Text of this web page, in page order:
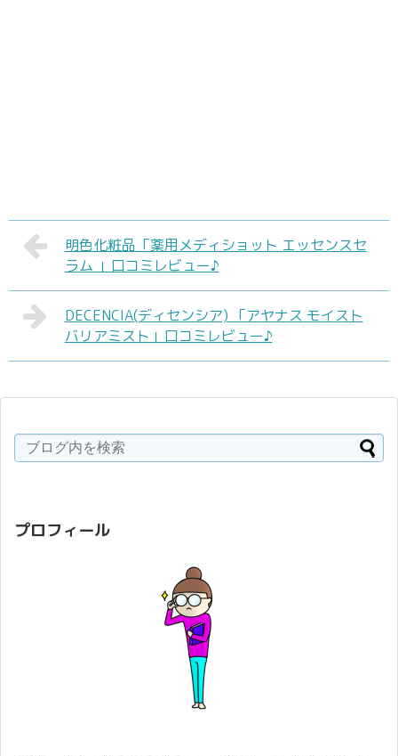
明色化粧品「薬用メディショット エッセンスセ
ラム 」口コミレビュー♪
DECENCIA(ディセンシア) 「アヤナス モイスト
バリアミスト」口コミレビュー♪
プロフィール